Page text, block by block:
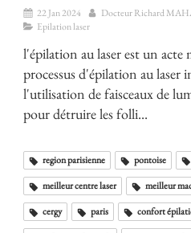
22 Jan 2024
Docteur Richard
Epilation laser
l'épilation au laser est un acte
processus d'épilation au laser
l'utilisation de faisceaux de
pour détruire les folli...
region parisienne pontoise
meilleur centre laser
meilleur
cergy
paris
confort